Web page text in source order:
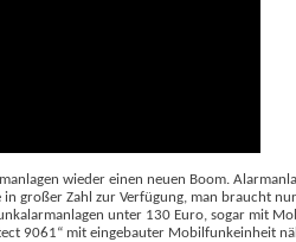
wieder einen neuen Boom.
großer Zahl zur Verfügung, man braucht
unter 130 Euro, sogar mit
9061“ mit eingebauter Mobilfunkeinheit